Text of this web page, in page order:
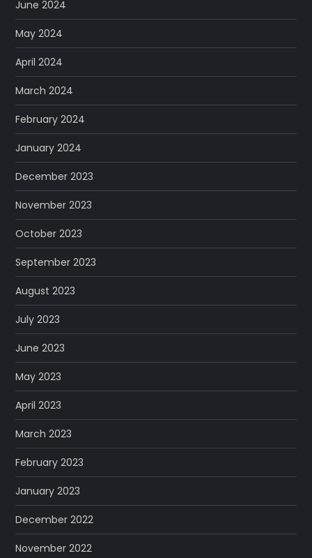
June 2024
May 2024
April 2024
March 2024
February 2024
January 2024
December 2023
November 2023
October 2023
September 2023
August 2023
July 2023
June 2023
May 2023
April 2023
March 2023
February 2023
January 2023
December 2022
November 2022